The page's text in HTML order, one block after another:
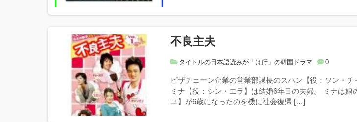
不良主夫
タイトルの日本語読みが「は行」の韓国ドラマ 0
ピザチェーン企業の営業部課長のスハン【役：ソン・
ミナ【役：シン・エラ】は結婚6年目の夫婦。 ミナは娘
ユ】が6歳になったのを機に社会復帰 […]